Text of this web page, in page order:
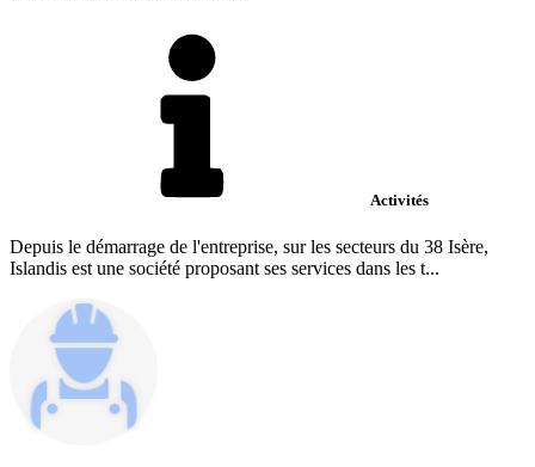
Activités
Depuis le démarrage de l'entreprise, sur les secteurs du 38 Isère,
Islandis est une société proposant ses services dans les t...